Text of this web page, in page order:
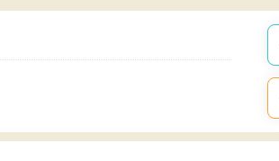
なく、上手い活用の仕方が分からず辞めること